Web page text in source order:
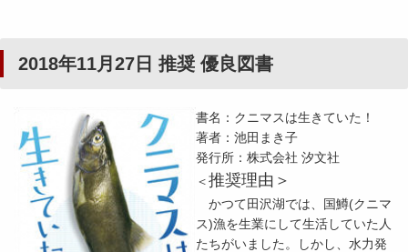
2018年11月27日 推奨 優良図書
書名：クニマスは生きていた！
著者：池田まき子
発行所：株式会社 汐文社
＜推奨理由＞
かつて田沢湖では、国鱒(クニマ
ス)漁を生業にして生活していた人
たちがいました。しかし、水力発